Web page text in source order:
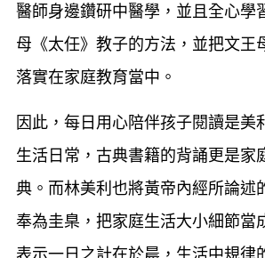
醫師身邊鑽研中醫學，並且全心學
母《太任》教子的方法，並把文王
落實在家庭教育當中。
因此，每日用心陪伴孩子閱讀是美
生活日常，古典書籍的背誦更是家
典。而林美利也將黃帝內經所論述
奉為圭臬，把家庭生活大小細節當
表示一日之計在於晨，生活中規律